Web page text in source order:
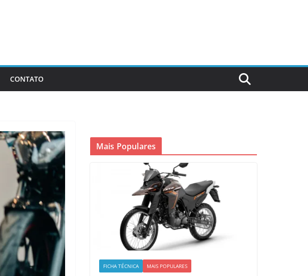
CONTATO
Mais Populares
FICHA TÉCNICA MAIS POPULARES